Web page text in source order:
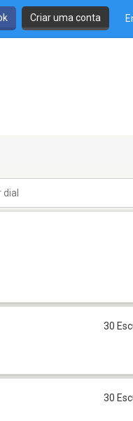
Criar uma conta
30
30